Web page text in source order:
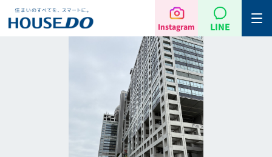
Instagram LINE